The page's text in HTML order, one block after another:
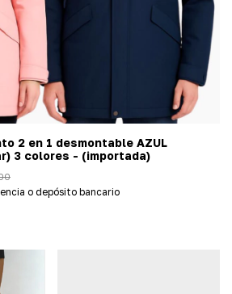
2 en 1 desmontable AZUL
3 colores - (importada)
o depósito bancario